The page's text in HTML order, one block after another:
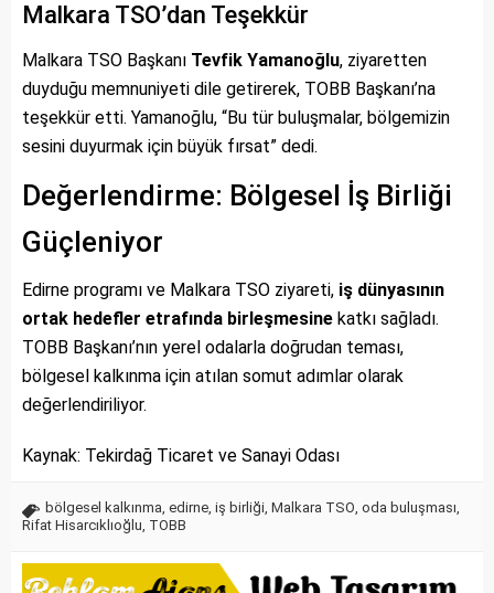
Malkara TSO’dan Teşekkür
Malkara TSO Başkanı Tevfik Yamanoğlu, ziyaretten
duyduğu memnuniyeti dile getirerek, TOBB Başkanı’na
teşekkür etti. Yamanoğlu, “Bu tür buluşmalar, bölgemizin
sesini duyurmak için büyük fırsat” dedi.
Değerlendirme: Bölgesel İş Birliği
Güçleniyor
Edirne programı ve Malkara TSO ziyareti, iş dünyasının
ortak hedefler etrafında birleşmesine katkı sağladı.
TOBB Başkanı’nın yerel odalarla doğrudan teması,
bölgesel kalkınma için atılan somut adımlar olarak
değerlendiriliyor.
Kaynak: Tekirdağ Ticaret ve Sanayi Odası
bölgesel kalkınma, edirne, iş birliği, Malkara TSO, oda buluşması,
Rifat Hisarcıklıoğlu, TOBB